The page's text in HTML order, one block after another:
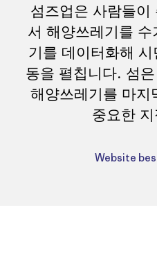
섬즈업은 사람들이
서 해양쓰레기를
기를 데이터화해
동을 펼칩니다. 섬
해양쓰레기를 마
중요한
Website